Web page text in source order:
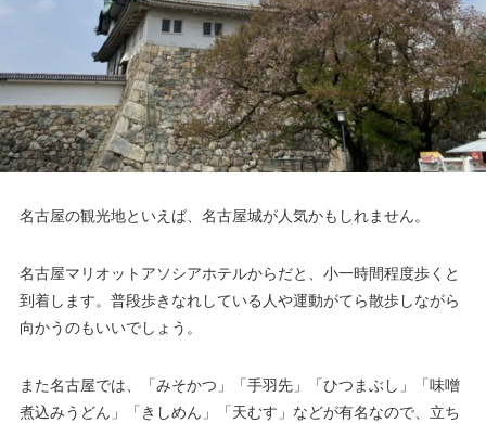
名古屋の観光地といえば、名古屋城が人気かもしれません。
名古屋マリオットアソシアホテルからだと、小一時間程度歩くと
到着します。普段歩きなれしている人や運動がてら散歩しながら
向かうのもいいでしょう。
また名古屋では、「みそかつ」「手羽先」「ひつまぶし」「味噌
煮込みうどん」「きしめん」「天むす」などが有名なので、立ち